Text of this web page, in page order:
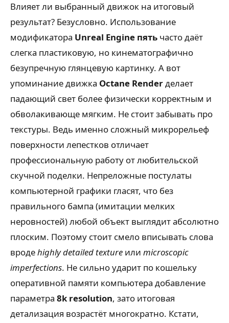
Влияет ли выбранный движок на итоговый
результат? Безусловно. Использование
модификатора Unreal Engine пять часто даёт
слегка пластиковую, но кинематографично
безупречную глянцевую картинку. А вот
упоминание движка Octane Renderделает
падающий свет более физически корректным и
обволакивающе мягким. Не стоит забывать про
текстуры. Ведь именно сложный микрорельеф
поверхности лепестков отличает
профессиональную работу от любительской
скучной поделки. Непреложные постулаты
компьютерной графики гласят, что без
правильного бампа (имитации мелких
неровностей) любой объект выглядит абсолютно
плоским. Поэтому стоит смело вписывать слова
вродеhighly detailed texture или microscopic
imperfections. Не сильно ударит по кошельку
оперативной памяти компьютера добавление
параметра 8k resolution, зато итоговая
детализация возрастёт многократно. Кстати,